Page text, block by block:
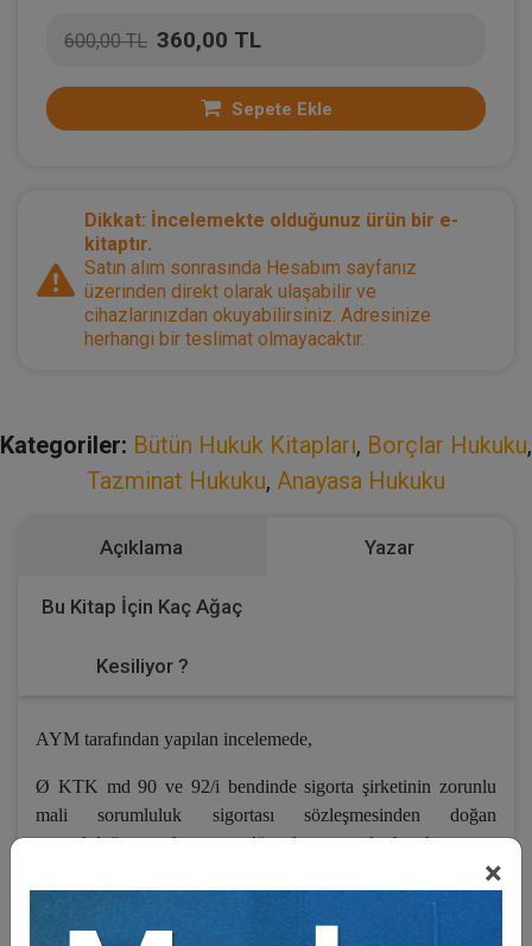
×
600,00 TL 360,00 TL
Sepete Ekle
Dikkat: İncelemekte olduğunuz ürün bir e-
kitaptır.
Satın alım sonrasında Hesabım sayfanız
üzerinden direkt olarak ulaşabilir ve
cihazlarınızdan okuyabilirsiniz. Adresinize
herhangi bir teslimat olmayacaktır.
Kategoriler: Bütün Hukuk Kitapları, Borçlar Hukuku,
Tazminat Hukuku, Anayasa Hukuku
Açıklama Yazar
Bu Kitap İçin Kaç Ağaç
Kesiliyor ?
AYM tarafından yapılan incelemede,
Ø KTK md 90 ve 92/i bendinde sigorta şirketinin zorunlu
mali sorumluluk sigortası sözleşmesinden doğan
sorumluluğunun kapsamı düzenlenmeyerek bu kapsamın
idarenin düzenleyici nitelikteki işlemi olan genel şartlar ile
belirlenmesi öngörülmüştür. Buna göre sigorta şirketinin
sözleşmeden doğacak borcun idare tarafından her zaman